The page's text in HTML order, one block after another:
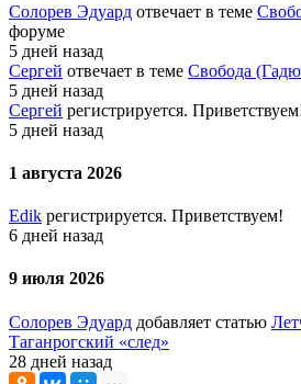
Солорев Эдуард отвечает в теме
форуме
5 дней назад
Сергей отвечает в теме Свобода
5 дней назад
Сергей регистрируется.
5 дней назад
1 августа 2026
Edik регистрируется. Приветствуем!
6 дней назад
9 июля 2026
Солорев Эдуард добавляет статью
Таганрогский «след»
28 дней назад